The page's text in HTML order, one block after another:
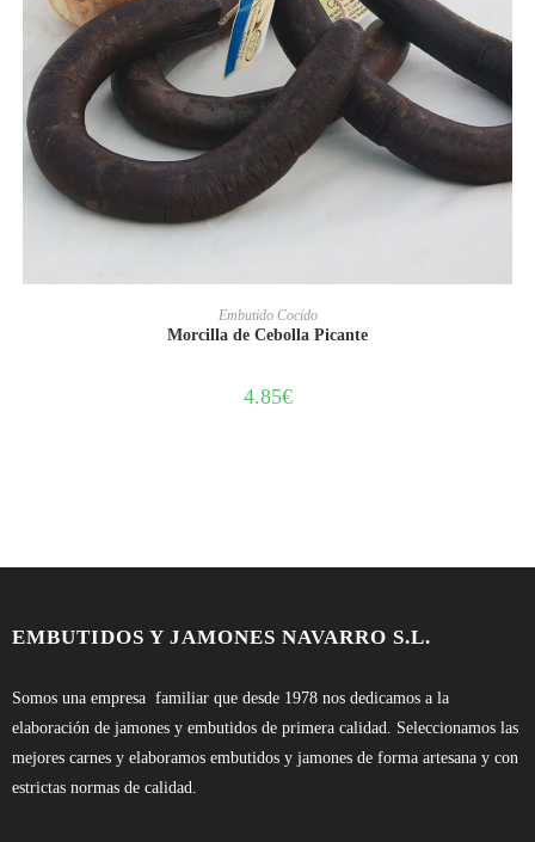
AÑADIR AL CARRITO
Embutido Cocido
Morcilla de Cebolla Picante
4.85€
EMBUTIDOS Y JAMONES NAVARRO S.L.
Somos una empresa familiar que desde 1978 nos dedicamos a la
elaboración de jamones y embutidos de primera calidad. Seleccionamos las
mejores carnes y elaboramos embutidos y jamones de forma artesana y con
estrictas normas de calidad.